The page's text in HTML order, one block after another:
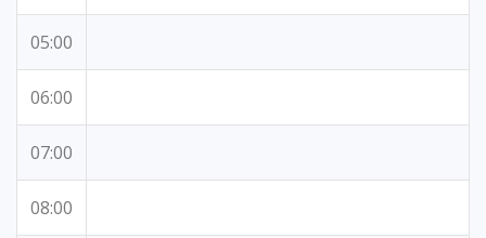
05:00
06:00
07:00
08:00